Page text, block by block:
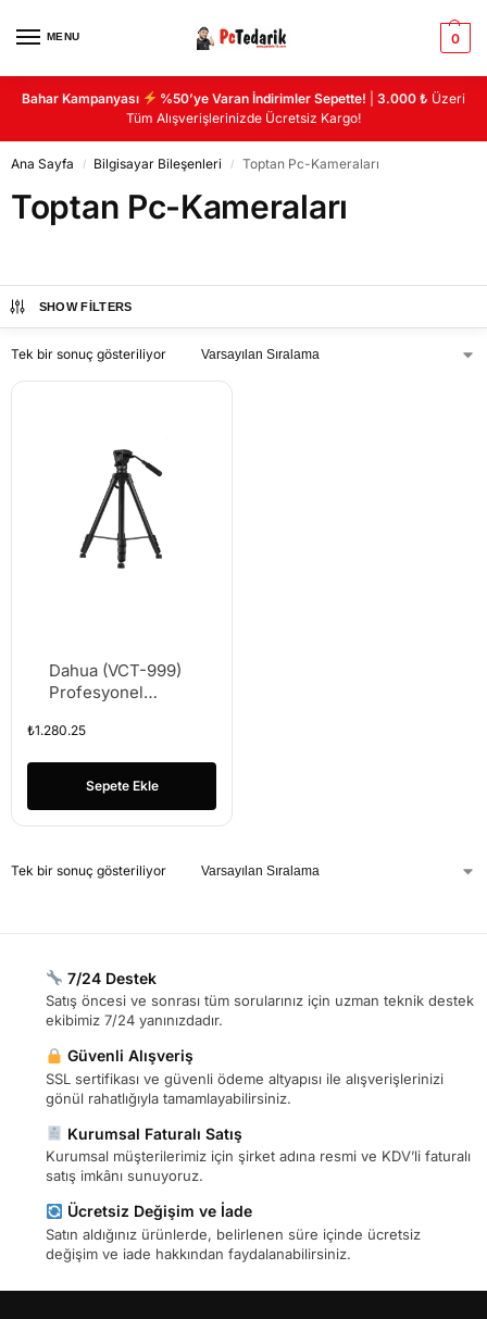
MENU 0
Bahar Kampanyası %50’ye Varan İndirimler Sepette! |3.000 ₺ Üzeri
Tüm Alışverişlerinizde Ücretsiz Kargo!
Ana Sayfa / Bilgisayar Bileşenleri / Toptan Pc-Kameraları
Toptan Pc-Kameraları
SHOW FILTERS
Tek bir sonuç gösteriliyor
Dahua (VCT-999)
Profesyonel
Kafa
₺1.280.25
Sepete Ekle
Tek bir sonuç gösteriliyor
7/24 Destek
Satış öncesi ve sonrası tüm sorularınız için uzman teknik destek
ekibimiz 7/24 yanınızdadır.
Güvenli Alışveriş
SSL sertifikası ve güvenli ödeme altyapısı ile alışverişlerinizi
gönül rahatlığıyla tamamlayabilirsiniz.
Kurumsal Faturalı Satış
Kurumsal müşterilerimiz için şirket adına resmi ve KDV’li faturalı
satış imkânı sunuyoruz.
Ücretsiz Değişim ve İade
Satın aldığınız ürünlerde, belirlenen süre içinde ücretsiz
değişim ve iade hakkından faydalanabilirsiniz.